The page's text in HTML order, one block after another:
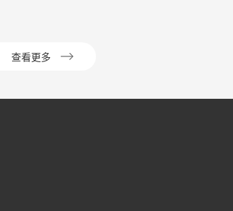
查看更多